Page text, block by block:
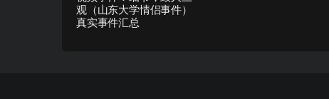
观（山东大学情侣事件）
真实事件汇总